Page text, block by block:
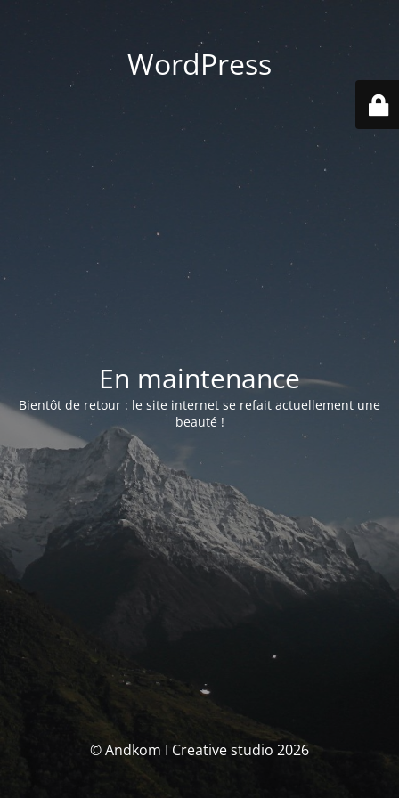
WordPress
En maintenance
Bientôt de retour : le site internet se refait actuellement une
beauté !
© Andkom I Creative studio 2026